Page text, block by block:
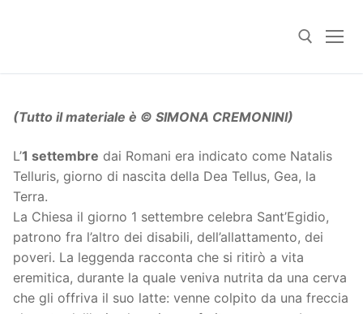
(Tutto il materiale è © SIMONA CREMONINI)
L’1 settembre dai Romani era indicato come Natalis
Telluris, giorno di nascita della Dea Tellus, Gea, la
Terra.
La Chiesa il giorno 1 settembre celebra Sant’Egidio,
patrono fra l’altro dei disabili, dell’allattamento, dei
poveri. La leggenda racconta che si ritirò a vita
eremitica, durante la quale veniva nutrita da una cerva
che gli offriva il suo latte: venne colpito da una freccia